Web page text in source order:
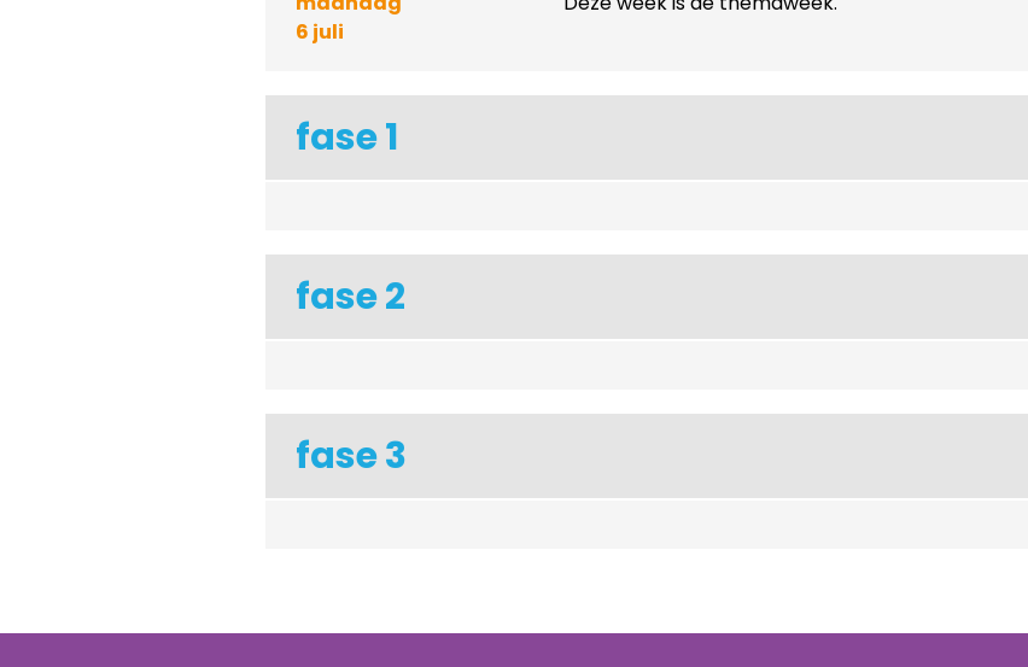
6 juli
fase 1
fase 2
fase 3